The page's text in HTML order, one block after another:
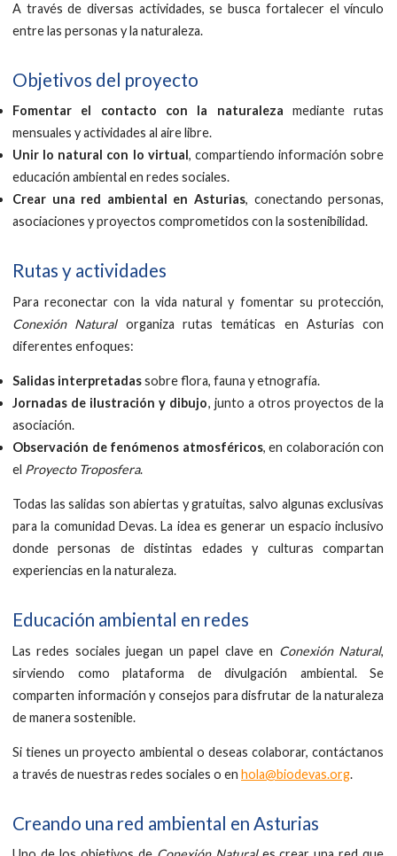
A través de diversas actividades, se busca fortalecer el vínculo
entre las personas y la naturaleza.
Objetivos del proyecto
Fomentar el contacto con la naturaleza mediante rutas
mensuales y actividades al aire libre.
Unir lo natural con lo virtual, compartiendo información sobre
educación ambiental en redes sociales.
Crear una red ambiental en Asturias, conectando personas,
asociaciones y proyectos comprometidos con la sostenibilidad.
Rutas y actividades
Para reconectar con la vida natural y fomentar su protección,
Conexión Naturalorganiza rutas temáticas en Asturias con
diferentes enfoques:
Salidas interpretadassobre flora, fauna y etnografía.
Jornadas de ilustración y dibujo, junto a otros proyectos de la
asociación.
Observación de fenómenos atmosféricos, en colaboración con
el Proyecto Troposfera.
Todas las salidas son abiertas y gratuitas, salvo algunas exclusivas
para la comunidad Devas. La idea es generar un espacio inclusivo
donde personas de distintas edades y culturas compartan
experiencias en la naturaleza.
Educación ambiental en redes
Las redes sociales juegan un papel clave en Conexión Natural,
sirviendo como plataforma de divulgación ambiental. Se
comparten información y consejos para disfrutar de la naturaleza
de manera sostenible.
Si tienes un proyecto ambiental o deseas colaborar, contáctanos
a través de nuestras redes sociales o enhola@biodevas.org.
Creando una red ambiental en Asturias